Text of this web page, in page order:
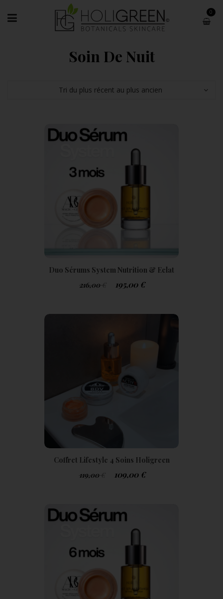
0
Soin De Nuit
Tri du plus récent au plus ancien
Duo Sérums System Nutrition & Eclat
Optimal Cure 3 Mois
216,00 195,00 €
Coffret Lifestyle 4 Soins Holigreen
119,00
109,00 €